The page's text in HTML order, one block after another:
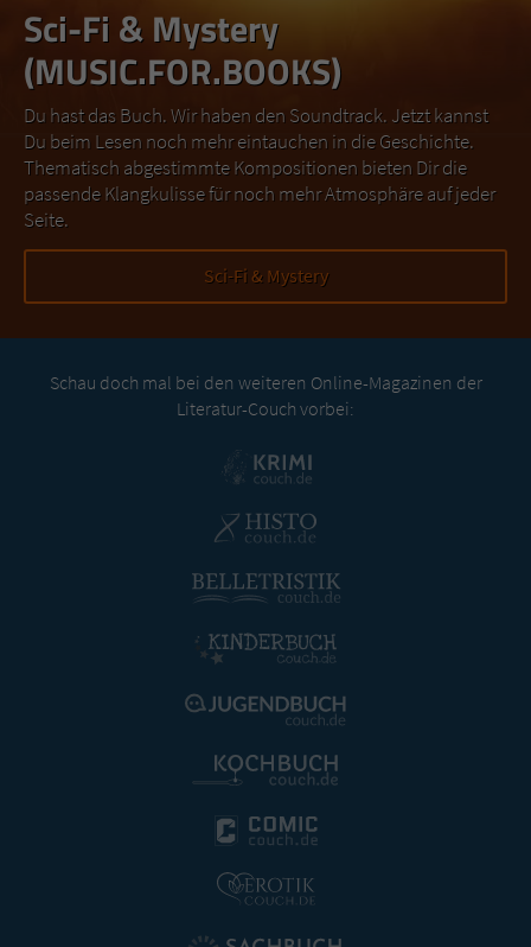
Sci-Fi & Mystery
(MUSIC.FOR.BOOKS)
Du hast das Buch. Wir haben den Soundtrack. Jetzt kannst
Du beim Lesen noch mehr eintauchen in die Geschichte.
Thematisch abgestimmte Kompositionen bieten Dir die
passende Klangkulisse für noch mehr Atmosphäre auf jeder
Seite.
Sci-Fi & Mystery
Schau doch mal bei den weiteren Online-Magazinen der
Literatur-Couch vorbei: